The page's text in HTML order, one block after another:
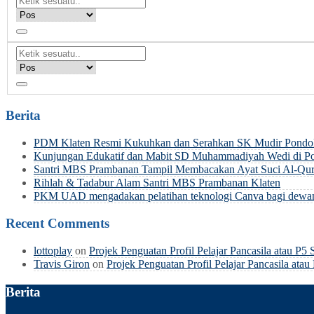
Berita
PDM Klaten Resmi Kukuhkan dan Serahkan SK Mudir
Kunjungan Edukatif dan Mabit SD Muhammadiyah Wedi di
Santri MBS Prambanan Tampil Membacakan Ayat Suci Al-
Rihlah & Tadabur Alam Santri MBS Prambanan Klaten
PKM UAD mengadakan pelatihan teknologi Canva bagi
Recent Comments
lottoplay on Projek Penguatan Profil Pelajar Pancasila atau
Travis Giron on Projek Penguatan Profil Pelajar Pancasila
Berita